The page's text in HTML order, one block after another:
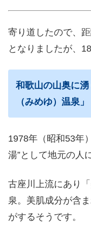
寄り道したので、
となりましたが、
和歌山の山奥に
（みめゆ）温泉」
1978年（昭和53年
湯”として地元の人
古座川上流にあり
泉。美肌成分が含
がするそうです。